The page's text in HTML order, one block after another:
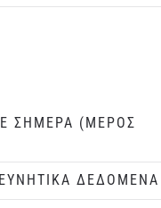
ΣΗΜΕΡΑ (ΜΕΡΟΣ
ΔΕΔΟΜΕΝΑ